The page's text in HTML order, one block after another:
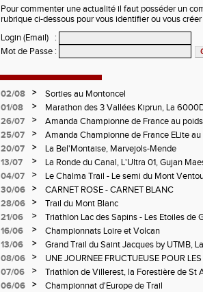
Pour commenter une actualité il faut posséder un
rubrique ci-dessous pour vous identifier ou vous
Login (Email)
:
Mot de Passe :
02/08 >
Sorties au Montoncel
01/08
>
Marathon des 3 Vallées Kiprun, La
Verticale d'Orcières, St Augustin
26/07 >
Amanda Championne de France au poids
25/07
>
Amanda Championne de France ELite
20/07
>
La Bel'Montaise, Marvejols-Mende
13/07
>
La Ronde du Canal, L'Ultra 01, Gujan
04/07
>
Le Chalma Trail - Le semi du Mont
Cublize - Les Passerelles de Monteynard
Pralognon La Vanoise
30/06 >
CARNET ROSE - CARNET BLANC
28/06
>
Trail du Mont Blanc
21/06
>
Triathlon Lac des Sapins - Les Etoiles de
16/06
>
Championnats Loire et Volcan
13/06
>
Grand Trail du Saint Jacques by UTMB,
d'Andrézieux-Bouthéon
08/06 >
UNE JOURNEE FRUCTUEUSE POUR
CHAMPIONNATS DE LA LOIRE A
07/06 >
Triathlon de Villerest, la Forestière de St
Circuit de la Sure, Tour du Pays Roannais
06/06 >
Championnat d'Europe de Trail